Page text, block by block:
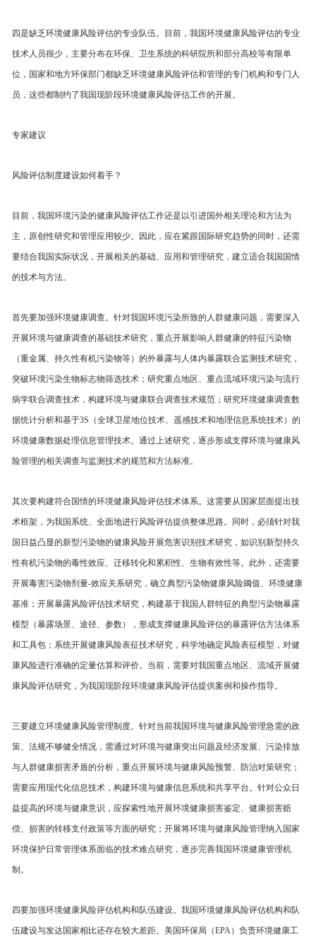
四是缺乏环境健康风险评估的专业队伍。目前，我国环境健康风险评估的专业
技术人员很少，主要分布在环保、卫生系统的科研院所和部分高校等有限单
位，国家和地方环保部门都缺乏环境健康风险评估和管理的专门机构和专门人
员，这些都制约了我国现阶段环境健康风险评估工作的开展。
专家建议
风险评估制度建设如何着手？
目前，我国环境污染的健康风险评估工作还是以引进国外相关理论和方法为
主，原创性研究和管理应用较少。因此，应在紧跟国际研究趋势的同时，还需
要结合我国实际状况，开展相关的基础、应用和管理研究，建立适合我国国情
的技术与方法。
首先要加强环境健康调查。针对我国环境污染所致的人群健康问题，需要深入
开展环境与健康调查的基础技术研究，重点开展影响人群健康的特征污染物
（重金属、持久性有机污染物等）的外暴露与人体内暴露联合监测技术研究，
突破环境污染生物标志物筛选技术；研究重点地区、重点流域环境污染与流行
病学联合调查技术，构建环境与健康联合调查技术规范；研究环境健康调查数
据统计分析和基于3S（全球卫星地位技术、遥感技术和地理信息系统技术）的
环境健康数据处理信息管理技术。通过上述研究，逐步形成支撑环境与健康风
险管理的相关调查与监测技术的规范和方法标准。
其次要构建符合国情的环境健康风险评估技术体系。这需要从国家层面提出技
术框架，为我国系统、全面地进行风险评估提供整体思路。同时，必须针对我
国日益凸显的新型污染物的健康风险开展危害识别技术研究，如识别新型持久
性有机污染物的毒性效应、迁移转化和累积性、生物有效性等。此外，还需要
开展毒害污染物剂量-效应关系研究，确立典型污染物健康风险阈值、环境健康
基准；开展暴露风险评估技术研究，构建基于我国人群特征的典型污染物暴露
模型（暴露场景、途径、参数），形成支撑健康风险评估的暴露评估方法体系
和工具包；系统开展健康风险表征技术研究，科学地确定风险表征模型，对健
康风险进行准确的定量估算和评价。当前，需要对我国重点地区、流域开展健
康风险评估研究，为我国现阶段环境健康风险评估提供案例和操作指导。
三要建立环境健康风险管理制度。针对当前我国环境与健康风险管理急需的政
策、法规不够健全情况，需通过对环境与健康突出问题及经济发展、污染排放
与人群健康损害矛盾的分析，重点开展环境与健康风险预警、防治对策研究；
需要应用现代化信息技术，构建环境与健康信息系统和共享平台。针对公众日
益提高的环境与健康意识，应探索性地开展环境健康损害鉴定、健康损害赔
偿、损害的转移支付政策等方面的研究；开展将环境与健康风险管理纳入国家
环境保护日常管理体系面临的技术难点研究，逐步完善我国环境健康管理机
制。
四要加强环境健康风险评估机构和队伍建设。我国环境健康风险评估机构和队
伍建设与发达国家相比还存在较大差距。美国环保局（EPA）负责环境健康工